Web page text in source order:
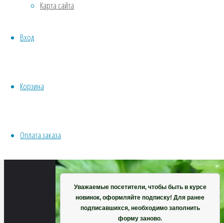
Карта сайта
Вход
Корзина
Оплата заказа
пикселей
Хвойники
ИНСТРУМЕНТЫ, ОБОРУДОВАНИЕ
Уважаемые посетители, чтобы быть в курсе
новинок, оформляйте подписку! Для ранее
подписавшихся, необходимо заполнить
форму заново.